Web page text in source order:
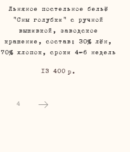
Льняное постельное бельё
"Сны голубки" с ручной
вышивкой, заводское
крашение, состав: 30% лён,
70% хлопок, сроки 4-6 недель
13 400 р.
4